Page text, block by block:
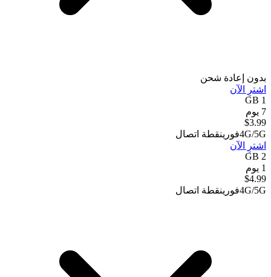
بدون إعادة شحن
اشترِ الآن
1 GB
7 يوم
$3.99
4G/5Gفورينقطة اتصال
اشترِ الآن
2 GB
1 يوم
$4.99
4G/5Gفورينقطة اتصال